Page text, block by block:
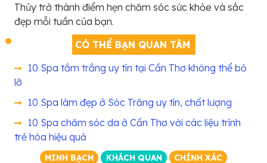
Thủy trở thành điểm hẹn chăm sóc sức khỏe và sắc
đẹp mỗi tuần của bạn.
CÓ THỂ BẠN QUAN TÂM
10 Spa tắm trắng uy tín tại Cần Thơ không thể bỏ
lỡ
10 Spa làm đẹp ở Sóc Trăng uy tín, chất lượng
10 Spa chăm sóc da ở Cần Thơ với các liệu trình
trẻ hóa hiệu quả
MINH BẠCH KHÁCH QUAN CHÍNH XÁC